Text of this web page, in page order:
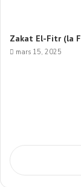
Zakat El-Fitr (la
mars 15, 2025